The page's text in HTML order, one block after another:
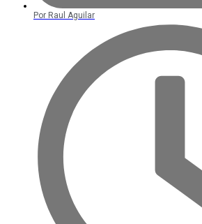
Por Raul Aguilar